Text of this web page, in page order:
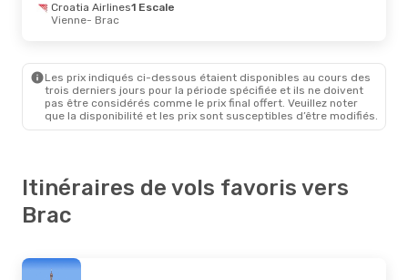
Croatia Airlines1 Escale
Vienne- Brac
Les prix indiqués ci-dessous étaient disponibles au cours des
trois derniers jours pour la période spécifiée et ils ne doivent
pas être considérés comme le prix final offert. Veuillez noter
que la disponibilité et les prix sont susceptibles d’être modifiés.
Itinéraires de vols favoris vers
Brac